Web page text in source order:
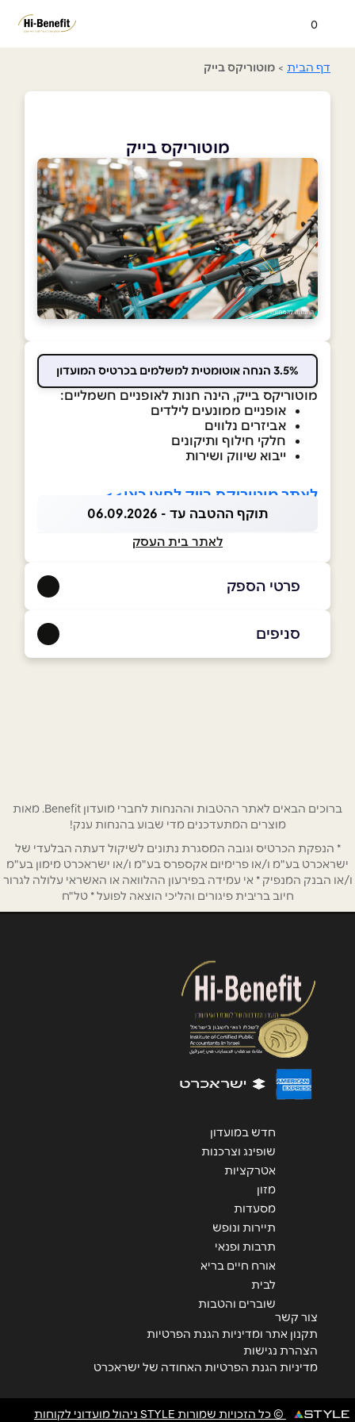
0
דף הבית > מוטוריקס בייק
מוטוריקס בייק
3.5% הנחה אוטומטית למשלמים בכרטיס המועדון
מוטוריקס בייק, הינה חנות לאופניים חשמליים:
אופניים ממונעים לילדים
אביזרים נלווים
חלקי חילוף ותיקונים
ייבוא שיווק ושירות
לאתר מוטוריקס בייק לחצו כאן>>
תוקף ההטבה עד - 06.09.2026
לאתר בית העסק
פרטי הספק
באתר
נושא*
שליחה
סניפים
ברוכים הבאים לאתר ההטבות וההנחות לחברי מועדון Benefit. מאות
מוצרים המתעדכנים מדי שבוע בהנחות ענק!
* הנפקת הכרטיס וגובה המסגרת נתונים לשיקול דעתה הבלעדי של
ישראכרט בע"מ ו/או פרימיום אקספרס בע"מ ו/או ישראכרט מימון בע"מ
ו/או הבנק המנפיק * אי עמידה בפירעון ההלוואה או האשראי עלולה לגרור
חיוב בריבית פיגורים והליכי הוצאה לפועל * טל"ח
חדש במועדון
שופינג וצרכנות
אטרקציות
מזון
מסעדות
תיירות ונופש
תרבות ופנאי
אורח חיים בריא
לבית
שוברים והטבות
צור קשר
תקנון אתר ומדיניות הגנת הפרטיות
הצהרת נגישות
מדיניות הגנת הפרטיות האחודה של ישראכרט
© כל הזכויות שמורות STYLE ניהול מועדוני לקוחות